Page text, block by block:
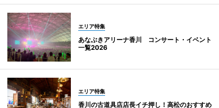
エリア特集
あなぶきアリーナ香川 コンサート・イベント
一覧2026
エリア特集
香川の古道具店店長イチ押し！高松のおすすめ